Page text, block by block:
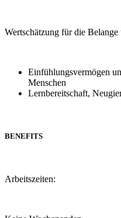
Wertschätzung für die
Einfühlungsvermögen
Menschen
Lernbereitschaft,
BENEFITS
Arbeitszeiten: